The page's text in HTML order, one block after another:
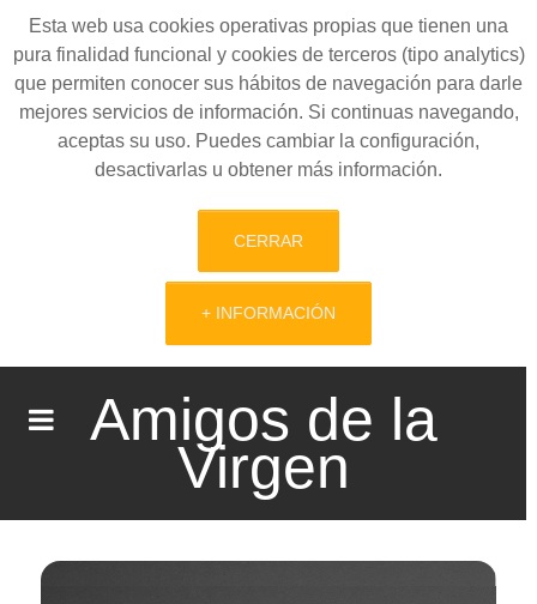
Esta web usa cookies operativas propias que tienen una
pura finalidad funcional y cookies de terceros (tipo analytics)
que permiten conocer sus hábitos de navegación para darle
mejores servicios de información. Si continuas navegando,
aceptas su uso. Puedes cambiar la configuración,
desactivarlas u obtener más información.
CERRAR
+ INFORMACIÓN
Amigos de la
Virgen